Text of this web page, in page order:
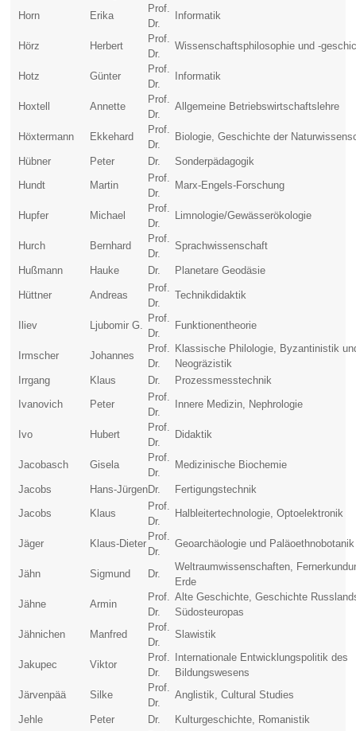
Horn Erika
Prof.
Dr.
Informatik
Hörz Herbert
Prof.
Dr.
Wissenschaftsphilosophie und -
Hotz Günter
Prof.
Dr.
Informatik
Hoxtell Annette
Prof.
Dr.
Allgemeine Betriebswirtschaftslehre
Höxtermann Ekkehard
Prof.
Dr.
Biologie, Geschichte der
Hübner Peter Dr.
Sonderpädagogik
Hundt
Martin
Prof.
Dr.
Marx-Engels-Forschung
Hupfer Michael
Prof.
Dr.
Limnologie/Gewässerökologie
Hurch Bernhard
Prof.
Dr.
Sprachwissenschaft
Hußmann Hauke Dr. Planetare Geodäsie
Hüttner Andreas
Prof.
Dr.
Technikdidaktik
Iliev Ljubomir G.
Prof.
Dr.
Funktionentheorie
Irmscher Johannes
Prof.
Dr.
Klassische Philologie, Byzantinistik
Neogräzistik
Irrgang
Klaus Dr.
Prozessmesstechnik
Ivanovich
Peter
Prof.
Dr.
Innere Medizin, Nephrologie
Ivo Hubert
Prof.
Dr.
Didaktik
Jacobasch Gisela
Prof.
Dr.
Medizinische Biochemie
Jacobs Hans-JürgenDr.
Fertigungstechnik
Jacobs
Klaus
Prof.
Dr.
Halbleitertechnologie, Optoelektronik
Jäger Klaus-Dieter
Prof.
Dr.
Geoarchäologie und Paläoethnobotanik
Jähn Sigmund Dr.
Weltraumwissenschaften,
Erde
Jähne
Armin
Prof.
Dr.
Alte Geschichte, Geschichte
Südosteuropas
Jähnichen
Manfred
Prof.
Dr.
Slawistik
Jakupec Viktor
Prof.
Dr.
Internationale Entwicklungspolitik des
Bildungswesens
Järvenpää
Silke
Prof.
Dr.
Anglistik, Cultural Studies
Jehle Peter Dr.
Kulturgeschichte, Romanistik